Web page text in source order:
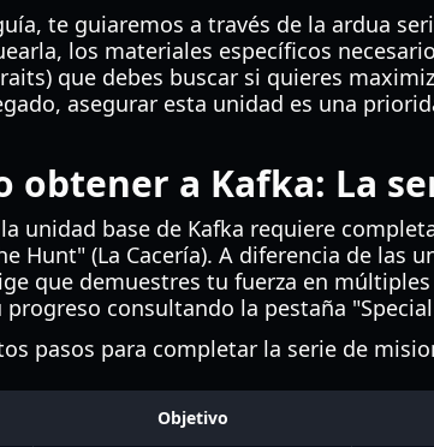
te guiaremos a través de la ardua
los materiales específicos
que debes buscar si quieres
asegurar esta unidad es una
obtener a Kafka: La
unidad base de Kafka requiere
Hunt" (La Cacería). A diferencia de las
que demuestres tu fuerza en
consultando la pestaña
pasos para completar la serie de
Objetivo